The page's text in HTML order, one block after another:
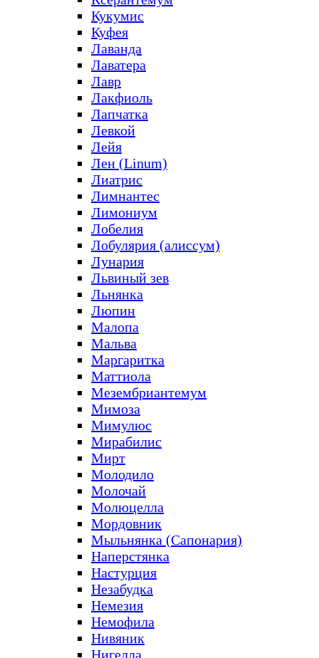
Кукумис
Куфея
Лаванда
Лаватера
Лавр
Лакфиоль
Лапчатка
Левкой
Лейя
Лен (Linum)
Лиатрис
Лимнантес
Лимониум
Лобелия
Лобулярия (алиссум)
Лунария
Львиный зев
Льнянка
Люпин
Малопа
Мальва
Маргаритка
Маттиола
Мезембриантемум
Мимоза
Мимулюс
Мирабилис
Мирт
Молодило
Молочай
Молюцелла
Мордовник
Мыльнянка (Сапонария)
Наперстянка
Настурция
Незабудка
Немезия
Немофила
Нивяник
Нигелла